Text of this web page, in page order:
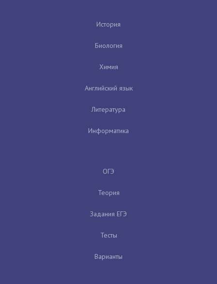
История
Биология
Химия
Английский язык
Литература
Информатика
ОГЭ
Теория
Задания ЕГЭ
Тесты
Варианты